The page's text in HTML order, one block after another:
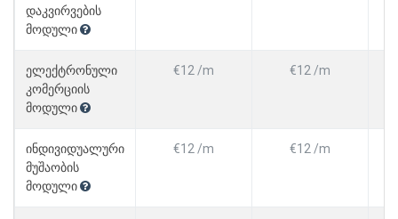
დაკვირვების
მოდული
ელექტრონული
კომერციის
მოდული
€12 /m €12 /m
ინდივიდუალური
მუშაობის
მოდული
€12 /m €12 /m